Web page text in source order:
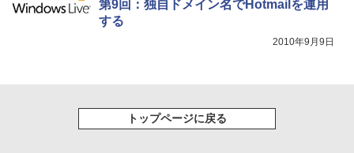
第9回：独自ドメイン名でHotmailを運用
する
2010年9月9日
トップページに戻る